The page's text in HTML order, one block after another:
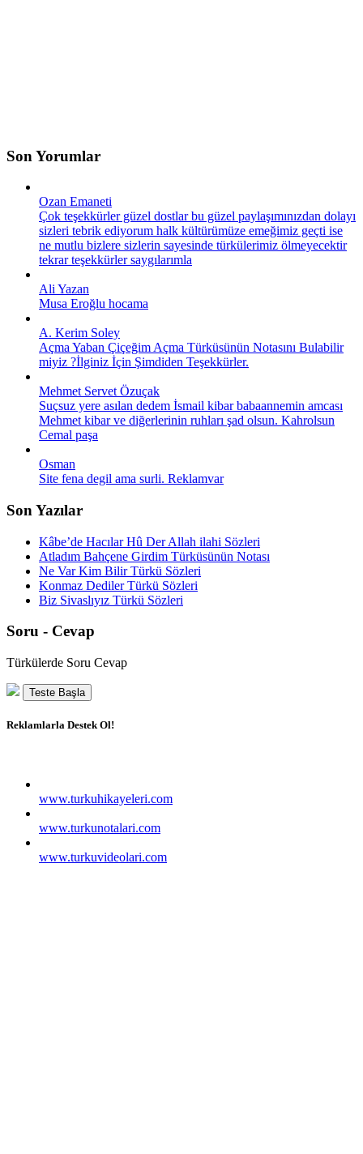
Son Yorumlar
Ozan Emaneti
Çok teşekkürler güzel dostlar bu güzel paylaşımınızdan dolayı
sizleri tebrik ediyorum halk kültürümüze emeğimiz geçti ise
ne mutlu bizlere sizlerin sayesinde türkülerimiz ölmeyecektir
tekrar teşekkürler saygılarımla
Ali Yazan
Musa Eroğlu hocama
A. Kerim Soley
Açma Yaban Çiçeğim Açma Türküsünün Notasını Bulabilir
miyiz ?İlginiz İçin Şimdiden Teşekkürler.
Mehmet Servet Özuçak
Suçsuz yere asılan dedem İsmail kibar babaannemin amcası
Mehmet kibar ve diğerlerinin ruhları şad olsun. Kahrolsun
Cemal paşa
Osman
Site fena degil ama surli. Reklamvar
Son Yazılar
Kâbe’de Hacılar Hû Der Allah ilahi Sözleri
Atladım Bahçene Girdim Türküsünün Notası
Ne Var Kim Bilir Türkü Sözleri
Konmaz Dediler Türkü Sözleri
Biz Sivaslıyız Türkü Sözleri
Soru - Cevap
Türkülerde Soru Cevap
Teste Başla
Reklamlarla Destek Ol!
www.turkuhikayeleri.com
www.turkunotalari.com
www.turkuvideolari.com